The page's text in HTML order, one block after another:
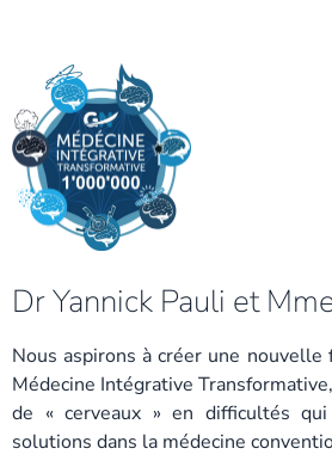
Dr Yannick Pauli et
Nous aspirons à créer une nouvelle
Médecine Intégrative
de « cerveaux » en difficultés
solutions dans la médecine